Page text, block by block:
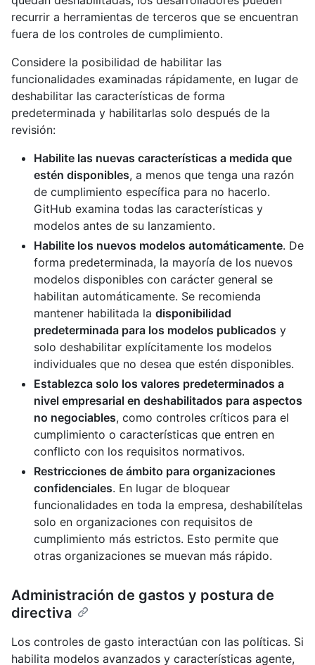
recurrir a herramientas de terceros que se encuentran
fuera de los controles de cumplimiento.
Considere la posibilidad de habilitar las
funcionalidades examinadas rápidamente, en lugar de
deshabilitar las características de forma
predeterminada y habilitarlas solo después de la
revisión:
Habilite las nuevas características a medida que
estén disponibles, a menos que tenga una razón
de cumplimiento específica para no hacerlo.
GitHub examina todas las características y
modelos antes de su lanzamiento.
Habilite los nuevos modelos automáticamente. De
forma predeterminada, la mayoría de los nuevos
modelos disponibles con carácter general se
habilitan automáticamente. Se recomienda
mantener habilitada la disponibilidad
predeterminada para los modelos publicados y
solo deshabilitar explícitamente los modelos
individuales que no desea que estén disponibles.
Establezca solo los valores predeterminados a
nivel empresarial en deshabilitados para aspectos
no negociables, como controles críticos para el
cumplimiento o características que entren en
conflicto con los requisitos normativos.
Restricciones de ámbito para organizaciones
confidenciales. En lugar de bloquear
funcionalidades en toda la empresa, deshabilítelas
solo en organizaciones con requisitos de
cumplimiento más estrictos. Esto permite que
otras organizaciones se muevan más rápido.
Administración de gastos y postura de
directiva
Los controles de gasto interactúan con las políticas. Si
habilita modelos avanzados y características agente,